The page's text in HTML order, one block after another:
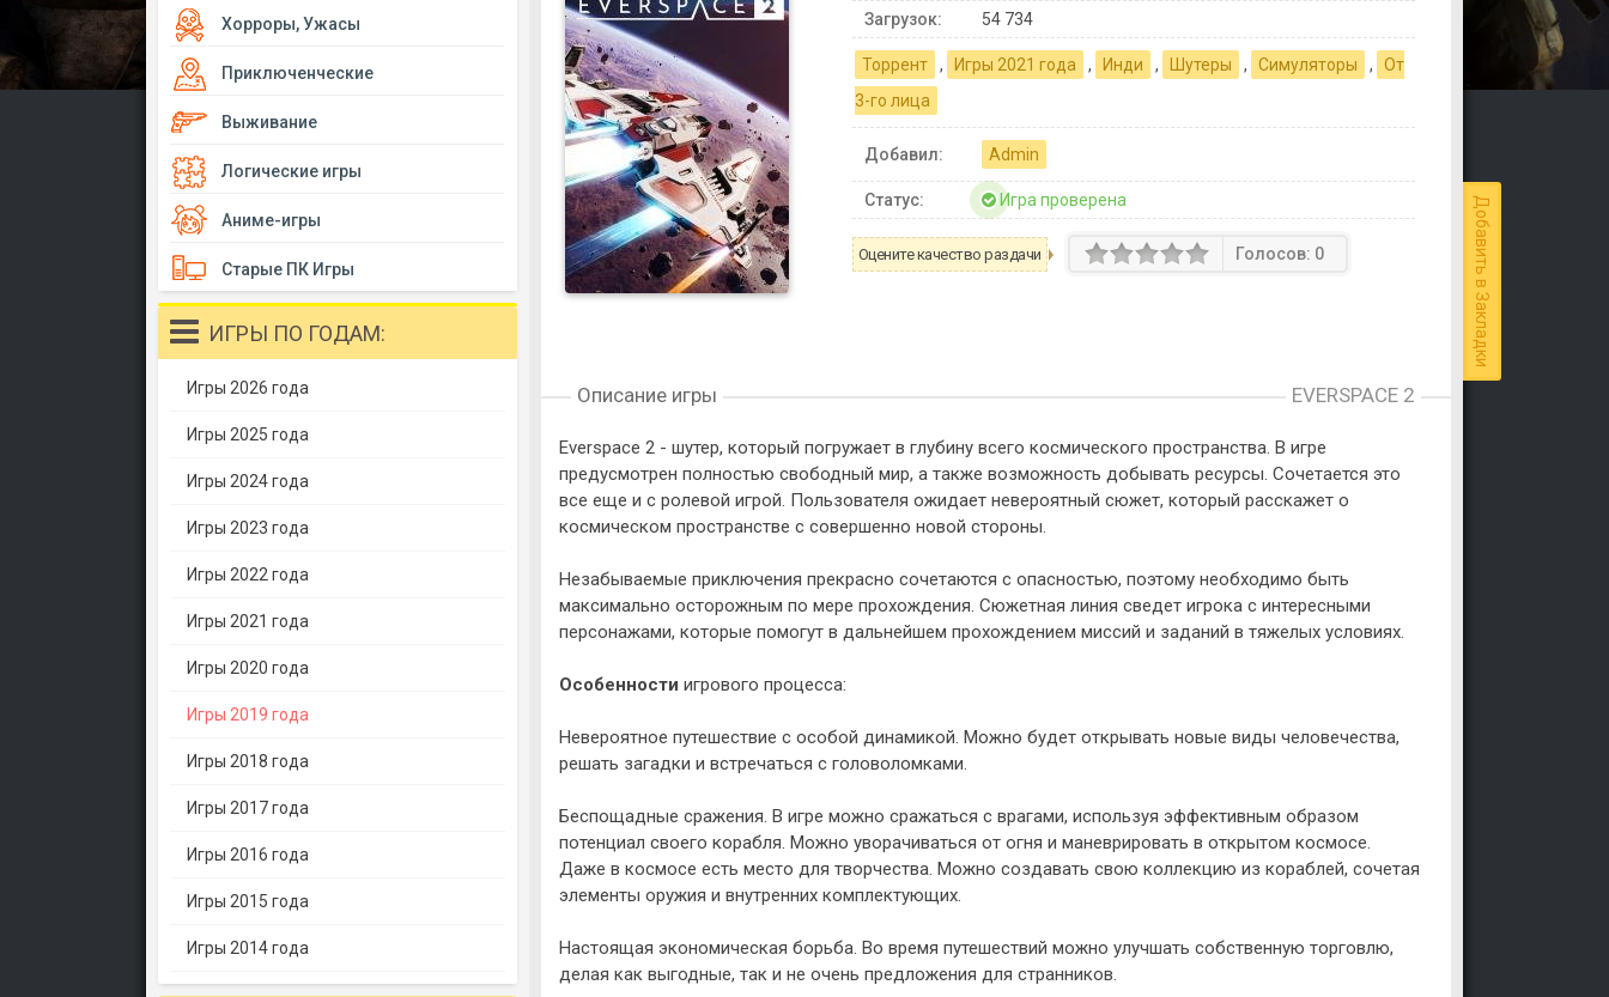
Добавить в Закладки
Загрузок:
54 734
Торрент , Игры 2021 года , Инди , Шутеры , Симуляторы ,
От
3-го лица
Добавил: Admin
Статус: Игра проверена
Оцените качество раздачи Голосов: 0
Описание игры EVERSPACE 2
Everspace 2 - шутер, который погружает в глубину всего космического пространства. В игре
предусмотрен полностью свободный мир, а также возможность добывать ресурсы. Сочетается это
все еще и с ролевой игрой. Пользователя ожидает невероятный сюжет, который расскажет о
космическом пространстве с совершенно новой стороны.
Незабываемые приключения прекрасно сочетаются с опасностью, поэтому необходимо быть
максимально осторожным по мере прохождения. Сюжетная линия сведет игрока с интересными
персонажами, которые помогут в дальнейшем прохождением миссий и заданий в тяжелых условиях.
Особенности игрового процесса:
Невероятное путешествие с особой динамикой. Можно будет открывать новые виды человечества,
решать загадки и встречаться с головоломками.
Беспощадные сражения. В игре можно сражаться с врагами, используя эффективным образом
потенциал своего корабля. Можно уворачиваться от огня и маневрировать в открытом космосе.
Даже в космосе есть место для творчества. Можно создавать свою коллекцию из кораблей, сочетая
элементы оружия и внутренних комплектующих.
Настоящая экономическая борьба. Во время путешествий можно улучшать собственную торговлю,
делая как выгодные, так и не очень предложения для странников.
Хорроры, Ужасы
Приключенческие
Выживание
Логические игры
Аниме-игры
Старые ПК Игры
ИГРЫ ПО ГОДАМ:
Игры 2026 года
Игры 2025 года
Игры 2024 года
Игры 2023 года
Игры 2022 года
Игры 2021 года
Игры 2020 года
Игры 2019 года
Игры 2018 года
Игры 2017 года
Игры 2016 года
Игры 2015 года
Игры 2014 года